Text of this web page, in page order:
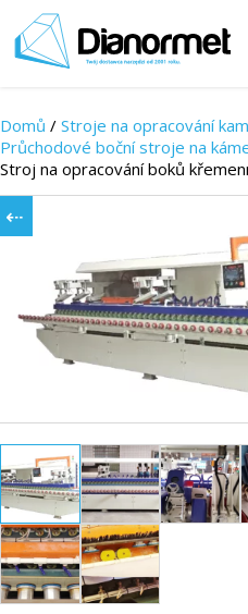
Domů / Stroje na opracování
Průchodové boční stroje na
Stroj na opracování boků